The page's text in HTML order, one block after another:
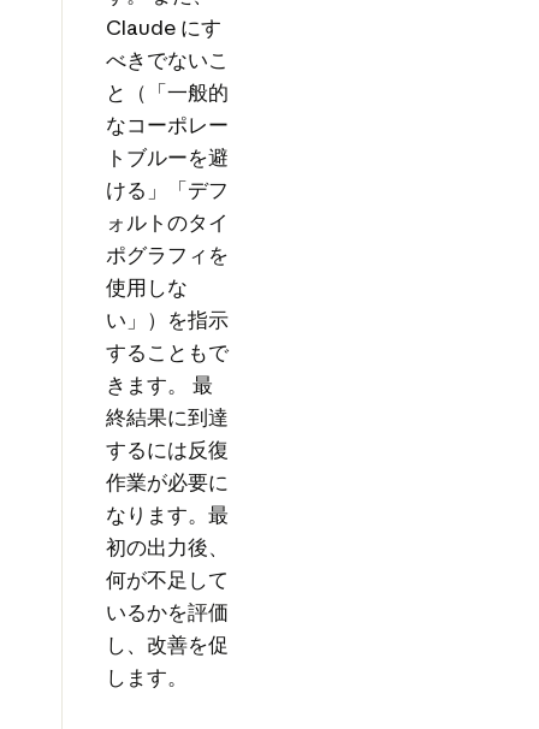
Claude にす
べきでないこ
と（「一般的
なコーポレー
トブルーを避
ける」「デフ
ォルトのタイ
ポグラフィを
使用しな
い」）を指示
することもで
きます。 最
終結果に到達
するには反復
作業が必要に
なります。最
初の出力後、
何が不足して
いるかを評価
し、改善を促
します。